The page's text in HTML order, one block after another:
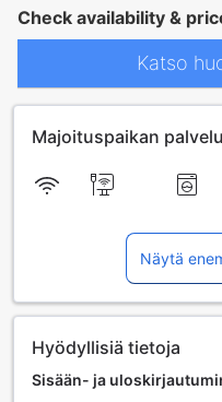
Check availability &
Katso
Majoituspaikan
Näytä
Hyödyllisiä tietoja
Sisään- ja